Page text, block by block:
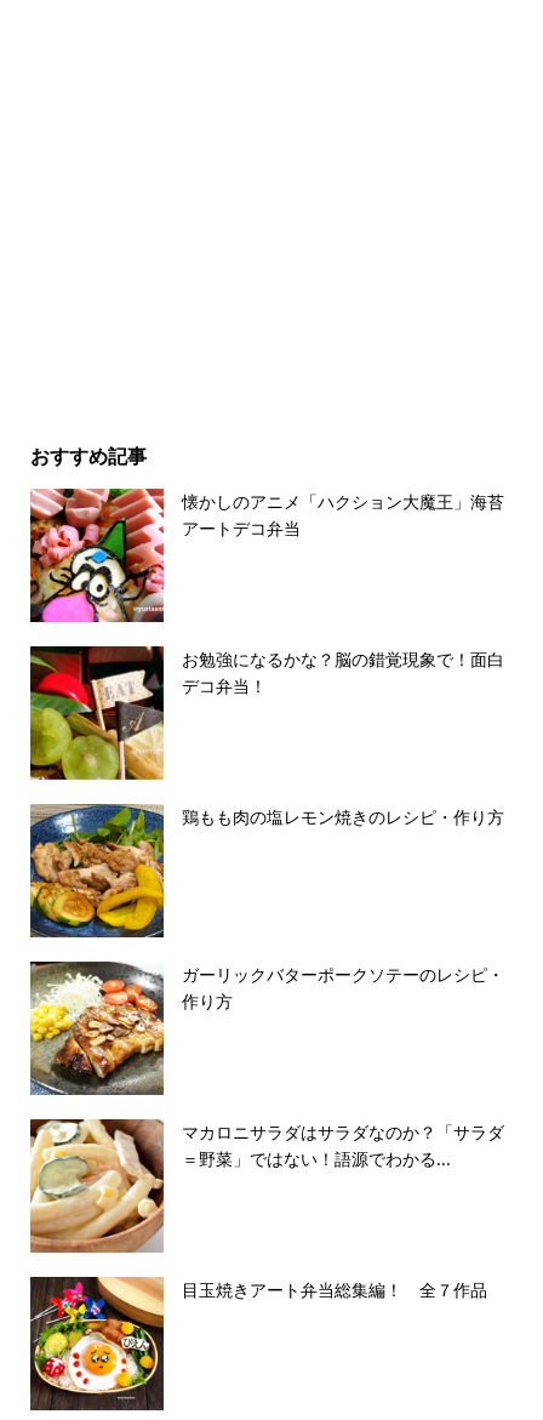
おすすめ記事
懐かしのアニメ「ハクション大魔王」海苔
アートデコ弁当
お勉強になるかな？脳の錯覚現象で！面白
デコ弁当！
鶏もも肉の塩レモン焼きのレシピ・作り方
ガーリックバターポークソテーのレシピ・
作り方
マカロニサラダはサラダなのか？「サラダ
＝野菜」ではない！語源でわかる...
目玉焼きアート弁当総集編！ 全７作品